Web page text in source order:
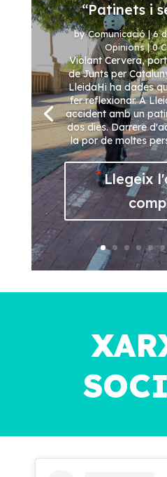
“Patinets i
byComunicació|6
Opinions| 0
Violant Cervera,
de Junts per
LleidaHi ha dades
fer reflexionar. A
accident amb un
dos dies. Darrere
la por de moltes
Llegeix